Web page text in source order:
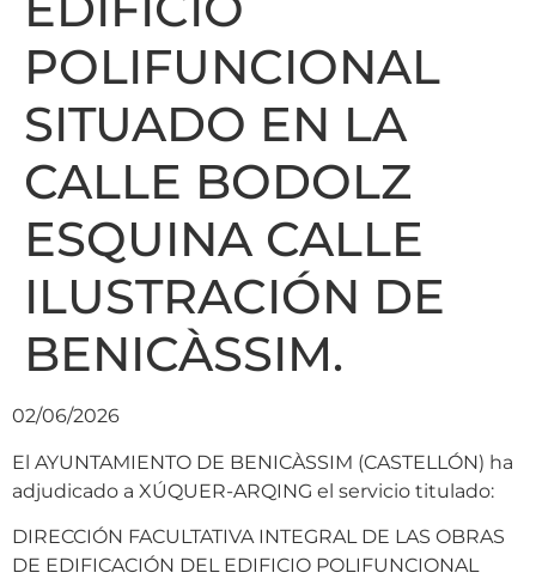
POLIFUNCIONAL
SITUADO EN LA
CALLE BODOLZ
ESQUINA CALLE
ILUSTRACIÓN DE
BENICÀSSIM.
02/06/2026
El AYUNTAMIENTO DE BENICÀSSIM (CASTELLÓN) ha
adjudicado a XÚQUER-ARQING el servicio titulado:
DIRECCIÓN FACULTATIVA INTEGRAL DE LAS OBRAS
DE EDIFICACIÓN DEL EDIFICIO POLIFUNCIONAL